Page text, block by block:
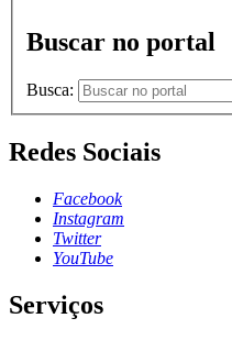
Buscar no portal
Busca:
Redes Sociais
Facebook
Instagram
Twitter
YouTube
Serviços